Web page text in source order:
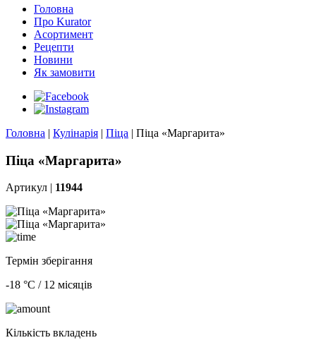
Головна
Про Kurator
Асортимент
Рецепти
Новини
Як замовити
Головна | Кулінарія | Піца | Піца «Маргарита»
Піца «Маргарита»
Артикул | 11944
Термін зберігання
-18 °С / 12 місяців
Кількість вкладень